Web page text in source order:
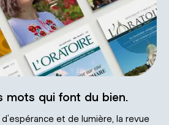
mots qui font du bien.
et de lumière, la revue